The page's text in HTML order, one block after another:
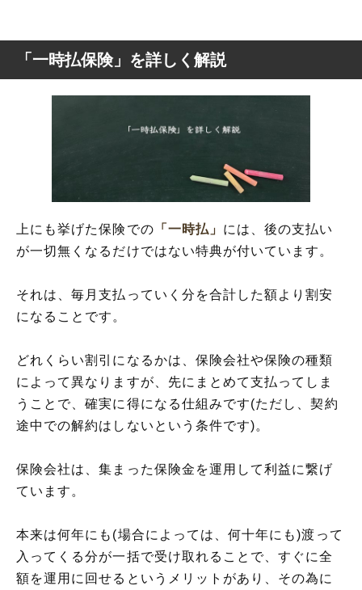
「一時払保険」を詳しく解説
上にも挙げた保険での 「一時払」 には、後の支払い
が一切無くなるだけではない特典が付いています。
それは、毎月支払っていく分を合計した額より割安
になることです。
どれくらい割引になるかは、保険会社や保険の種類
によって異なりますが、先にまとめて支払ってしま
うことで、確実に得になる仕組みです(ただし、契約
途中での解約はしないという条件です)。
保険会社は、集まった保険金を運用して利益に繋げ
ています。
本来は何年にも(場合によっては、何十年にも)渡って
入ってくる分が一括で受け取れることで、すぐに全
額を運用に回せるというメリットがあり、その為に